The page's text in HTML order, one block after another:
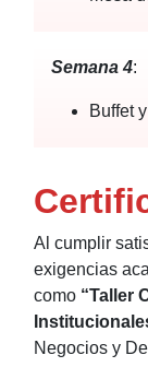
Semana 4:
Buffet
Al cumplir
exigencias
como “Taller
Negocios y